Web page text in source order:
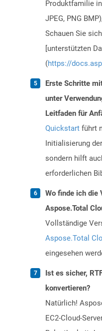
Produktfamilie in
JPEG, PNG
Schauen Sie
[unterstützten
(https://
Erste Schritte
unter
Leitfaden für
Quickstart führt
Initialisierung
sondern hilft
erforderlichen
Wo finde ich die
Aspose.Total
Vollständige
Aspose.Total
eingesehen
Ist es sicher,
konvertieren?
Natürlich!
EC2-Cloud-